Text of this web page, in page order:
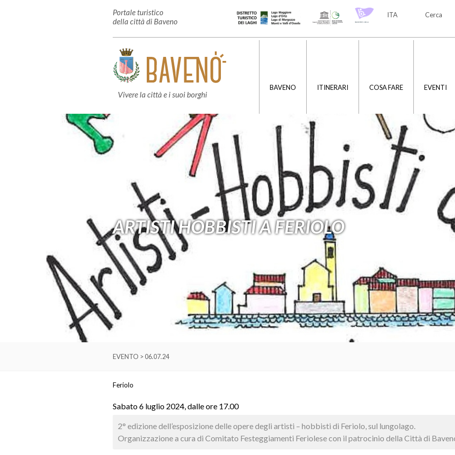
Portale turistico
della città di Baveno
Cerca
ITA
Vivere la città e i suoi borghi
BAVENO ITINERARI COSA FARE EVENTI
ARTISTI HOBBISTI A FERIOLO
EVENTO > 06.07.24
Feriolo
Sabato 6 luglio 2024, dalle ore 17.00
2° edizione dell’esposizione delle opere degli artisti – hobbisti di Feriolo, sul lungolago.
Organizzazione a cura di Comitato Festeggiamenti Feriolese con il patrocinio della Città di